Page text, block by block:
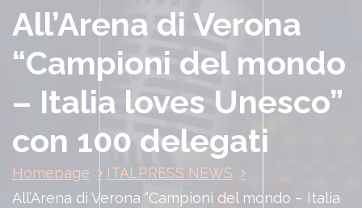
All’Arena di Verona
“Campioni del mondo
– Italia loves Unesco”
con 100 delegati
Homepage
ITALPRESS NEWS
All’Arena di Verona “Campioni del mondo – Italia